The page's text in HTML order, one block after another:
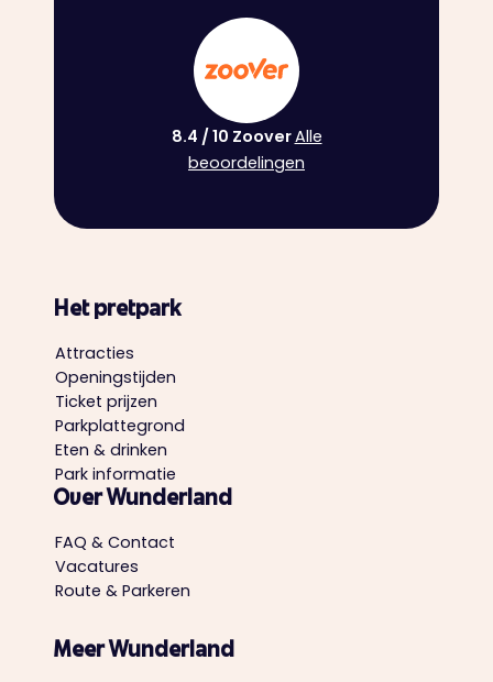
8.4 / 10 Zoover ‍Alle
beoordelingen
Het pretpark
Attracties
Openingstijden
Ticket prijzen
Parkplattegrond
Eten & drinken
Park informatie
Over Wunderland
FAQ & Contact
Vacatures
Route & Parkeren
Meer Wunderland